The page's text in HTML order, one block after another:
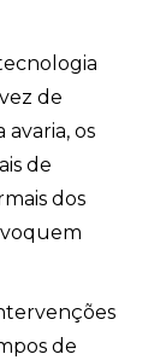
de
os
de
dos
de